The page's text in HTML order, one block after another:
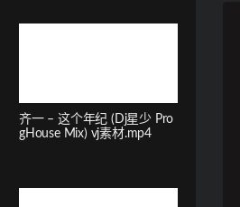
齐一 – 这个年纪 (Dj星少 Pro
gHouse Mix) vj素材.mp4